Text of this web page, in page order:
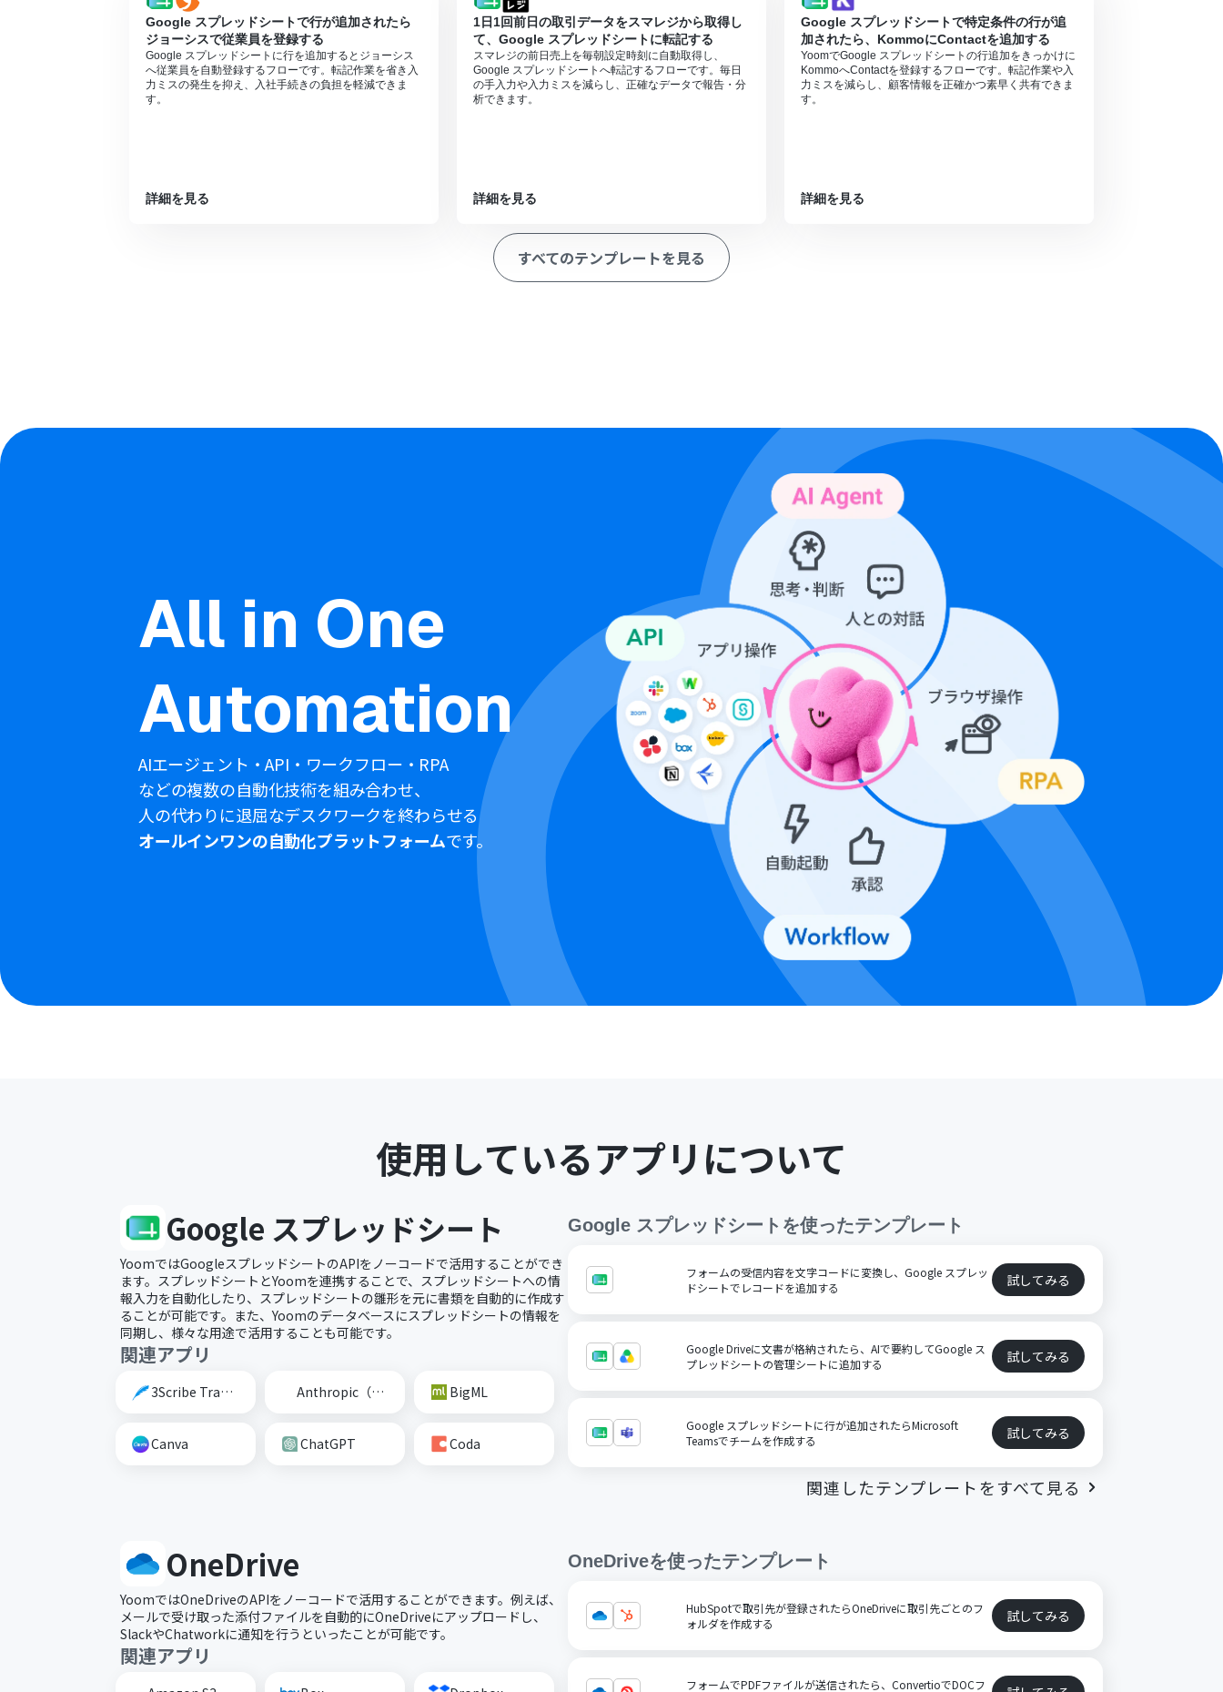
Google スプレッドシートで行が追加されたら
ジョーシスで従業員を登録する
Google スプレッドシートに行を追加するとジョーシス
へ従業員を自動登録するフローです。転記作業を省き入
力ミスの発生を抑え、入社手続きの負担を軽減できま
す。
詳細を見る
1日1回前日の取引データをスマレジから取得し
て、Google スプレッドシートに転記する
スマレジの前日売上を毎朝設定時刻に自動取得し、
Google スプレッドシートへ転記するフローです。毎日
の手入力や入力ミスを減らし、正確なデータで報告・分
析できます。
詳細を見る
Google スプレッドシートで特定条件の行が追
加されたら、KommoにContactを追加する
YoomでGoogle スプレッドシートの行追加をきっかけに
KommoへContactを登録するフローです。転記作業や入
力ミスを減らし、顧客情報を正確かつ素早く共有できま
す。
詳細を見る
すべてのテンプレートを見る
All in One
Automation
AIエージェント・API・ワークフロー・RPA
などの複数の自動化技術を組み合わせ、
人の代わりに退屈なデスクワークを終わらせる
オールインワンの自動化プラットフォームです。
使用しているアプリについて
Google スプレッドシート
YoomではGoogleスプレッドシートのAPIをノーコードで活用することができ
ます。スプレッドシートとYoomを連携することで、スプレッドシートへの情
報入力を自動化したり、スプレッドシートの雛形を元に書類を自動的に作成す
ることが可能です。また、Yoomのデータベースにスプレッドシートの情報を
同期し、様々な用途で活用することも可能です。
関連アプリ
3Scribe Transcription Anthropic（Claude） BigML
Canva ChatGPT Coda
Google スプレッドシート を使ったテンプレート
フォームの受信内容を文字コードに変換し、Google スプレッ
ドシートでレコードを追加する
試してみる
Google Driveに文書が格納されたら、AIで要約してGoogle ス
プレッドシートの管理シートに追加する
試してみる
Google スプレッドシートに行が追加されたらMicrosoft
Teamsでチームを作成する
試してみる
関連したテンプレートをすべて見る
OneDrive
YoomではOneDriveのAPIをノーコードで活用することができます。例えば、
メールで受け取った添付ファイルを自動的にOneDriveにアップロードし、
SlackやChatworkに通知を行うといったことが可能です。
関連アプリ
OneDriveを使ったテンプレート
HubSpotで取引先が登録されたらOneDriveに取引先ごとのフ
ォルダを作成する
試してみる
フォームでPDFファイルが送信されたら、ConvertioでDOCフ